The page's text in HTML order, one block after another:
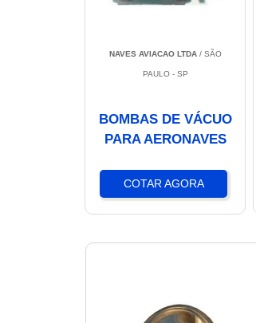
NAVES AVIACAO LTDA/ SÃO
PAULO - SP
BOMBAS DE VÁCUO
PARA AERONAVES
COTAR AGORA